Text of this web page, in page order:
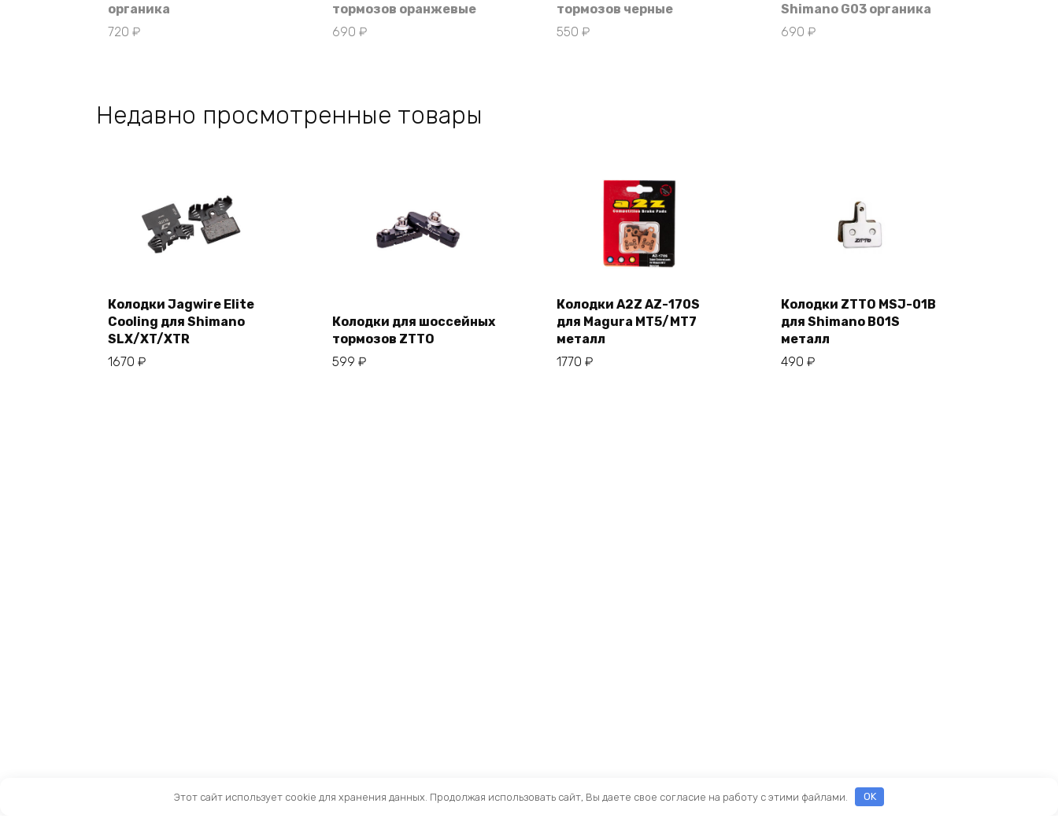
органика
720 ₽
тормозов оранжевые
690 ₽
тормозов черные
550 ₽
Shimano G03 органика
690 ₽
Недавно просмотренные товары
В корзину
Колодки Jagwire Elite
Cooling для Shimano
SLX/XT/XTR
1670 ₽
В корзину
Колодки для шоссейных
тормозов ZTTO
599 ₽
Колодки A2Z AZ-170S
для Magura MT5/MT7
металл
1770 ₽
Колодки ZTTO MSJ-01B
для Shimano B01S
металл
490 ₽
Этот сайт использует cookie для хранения данных. Продолжая использовать сайт, Вы даете свое согласие на работу с этими файлами. OK